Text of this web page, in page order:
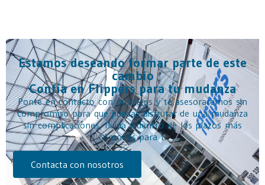
Estamos deseando formar parte de este
cambio
Confía en Flippers para tu mudanza
Ponte en contacto con nosotros y te asesoraremos sin
compromiso para que puedas disfrutar de una mudanza
sin complicaciones, fluida y dentro de los plazos más
cómodos para ti
Contacta con nosotros